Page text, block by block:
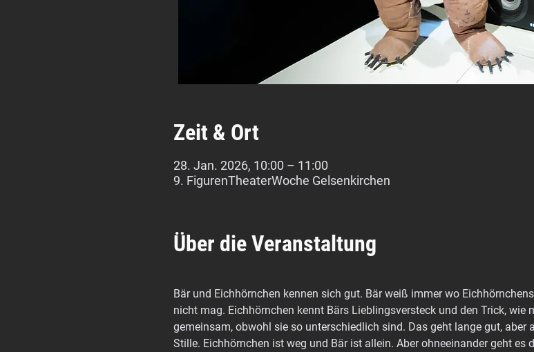
Zeit & Ort
28. Jan. 2026, 10:00 – 11:00
9. FigurenTheaterWoche Gelsenkirchen
Über die Veranstaltung
Bär und Eichhörnchen kennen sich gut. Bär weiß immer wo
nicht mag. Eichhörnchen kennt Bärs Lieblingsversteck und den Trick, wie
gemeinsam, obwohl sie so unterschiedlich sind. Das geht lange gut, aber
Stille. Eichhörnchen ist weg und Bär ist allein. Aber ohneeinander geht